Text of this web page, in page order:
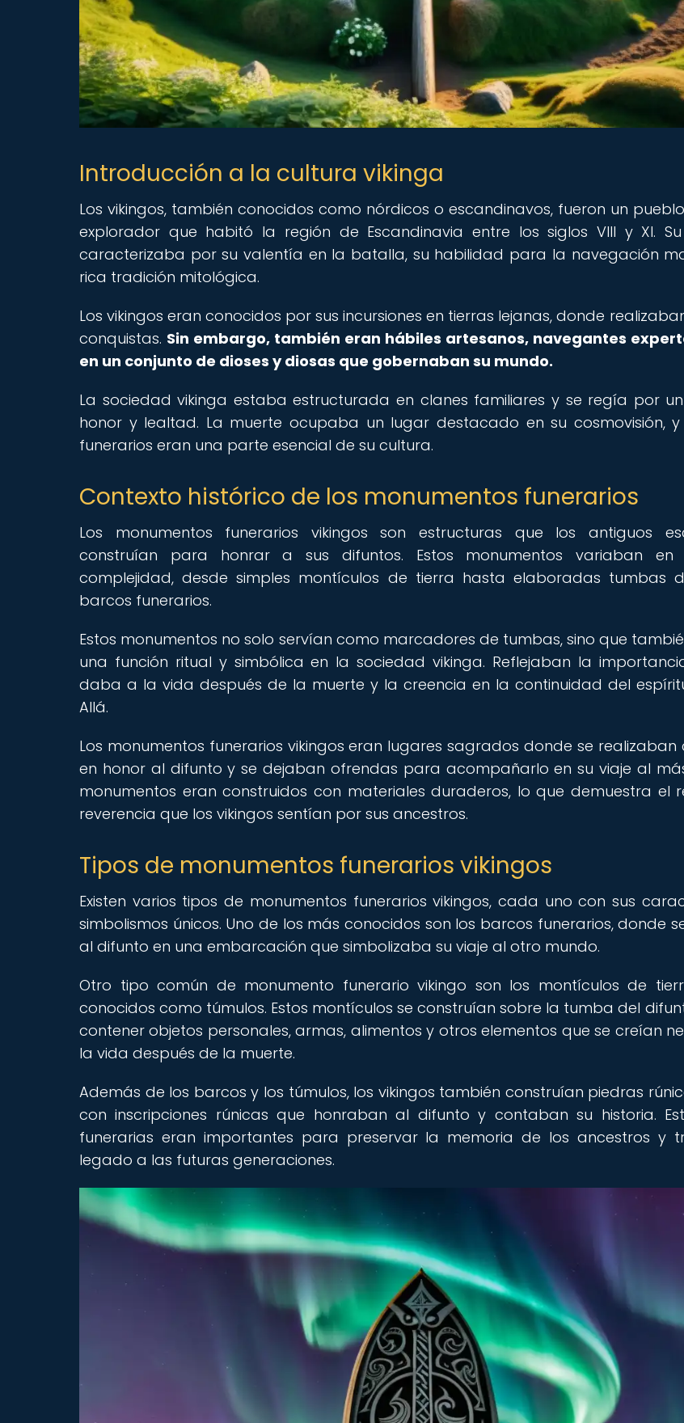
Introducción a la cultura vikinga
Los vikingos, también conocidos como nórdicos o escandinavos, fueron un
explorador que habitó la región de Escandinavia entre los siglos VIII y XI.
caracterizaba por su valentía en la batalla, su habilidad para la navegación
rica tradición mitológica.
Los vikingos eran conocidos por sus incursiones en tierras lejanas, donde
conquistas. Sin embargo, también eran hábiles artesanos, navegantes
en un conjunto de dioses y diosas que gobernaban su mundo.
La sociedad vikinga estaba estructurada en clanes familiares y se regía por
honor y lealtad. La muerte ocupaba un lugar destacado en su cosmovisión, y
funerarios eran una parte esencial de su cultura.
Contexto histórico de los monumentos funerarios
Los monumentos funerarios vikingos son estructuras que los antiguos
construían para honrar a sus difuntos. Estos monumentos variaban
complejidad, desde simples montículos de tierra hasta elaboradas tumbas
barcos funerarios.
Estos monumentos no solo servían como marcadores de tumbas, sino que
una función ritual y simbólica en la sociedad vikinga. Reflejaban la
daba a la vida después de la muerte y la creencia en la continuidad del
Allá.
Los monumentos funerarios vikingos eran lugares sagrados donde se realizaban
en honor al difunto y se dejaban ofrendas para acompañarlo en su viaje al
monumentos eran construidos con materiales duraderos, lo que demuestra el
reverencia que los vikingos sentían por sus ancestros.
Tipos de monumentos funerarios vikingos
Existen varios tipos de monumentos funerarios vikingos, cada uno con sus
simbolismos únicos. Uno de los más conocidos son los barcos funerarios, donde
al difunto en una embarcación que simbolizaba su viaje al otro mundo.
Otro tipo común de monumento funerario vikingo son los montículos de
conocidos como túmulos. Estos montículos se construían sobre la tumba del
contener objetos personales, armas, alimentos y otros elementos que se creían
la vida después de la muerte.
Además de los barcos y los túmulos, los vikingos también construían piedras
con inscripciones rúnicas que honraban al difunto y contaban su historia.
funerarias eran importantes para preservar la memoria de los ancestros y
legado a las futuras generaciones.